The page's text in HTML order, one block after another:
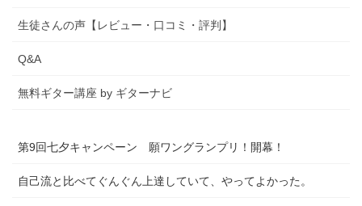
生徒さんの声【レビュー・口コミ・評判】
Q&A
無料ギター講座 by ギターナビ
第9回七夕キャンペーン 願ワングランプリ！開幕！
自己流と比べてぐんぐん上達していて、やってよかった。